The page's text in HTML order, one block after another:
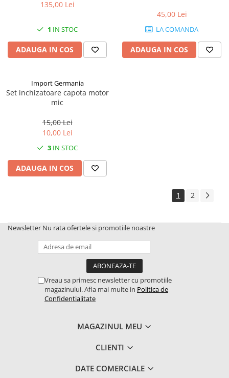
2.4. Utilaje de recoltare
2.4.1. Piese Cositoare
2.4.2. Piese Greble
2.4.3. Prese de Balotat
2.4.4. Combine
2.5. Zootehnie
2.5.3 Accesorii animale
2.5.4. Accesorii insilozare si
malaxoare furaje
135,00 Lei
1 IN STOC
ADAUGA IN COS
45,00 Lei
LA COMANDA
ADAUGA IN COS
Import Germania
Set inchizatoare capota motor
mic
15,00 Lei
10,00 Lei
3 IN STOC
ADAUGA IN COS
1 2
Newsletter Nu rata ofertele si promotiile noastre
Vreau sa primesc newsletter cu promotiile
magazinului. Afla mai multe in Politica de
Confidentialitate
MAGAZINUL MEU
CLIENTI
DATE COMERCIALE